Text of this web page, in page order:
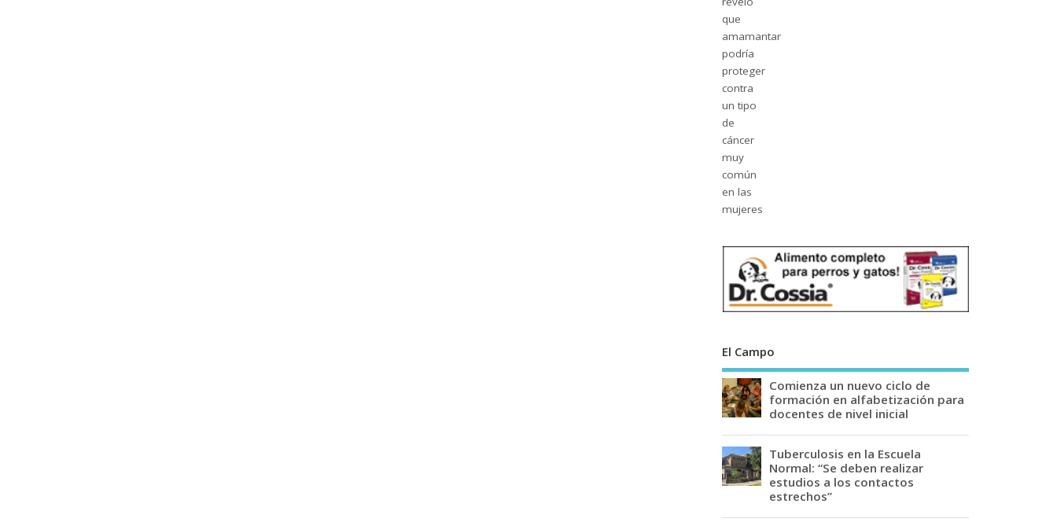
El Campo
Comienza un nuevo ciclo de
formación en alfabetización para
docentes de nivel inicial
Tuberculosis en la Escuela
Normal: “Se deben realizar
estudios a los contactos
estrechos”